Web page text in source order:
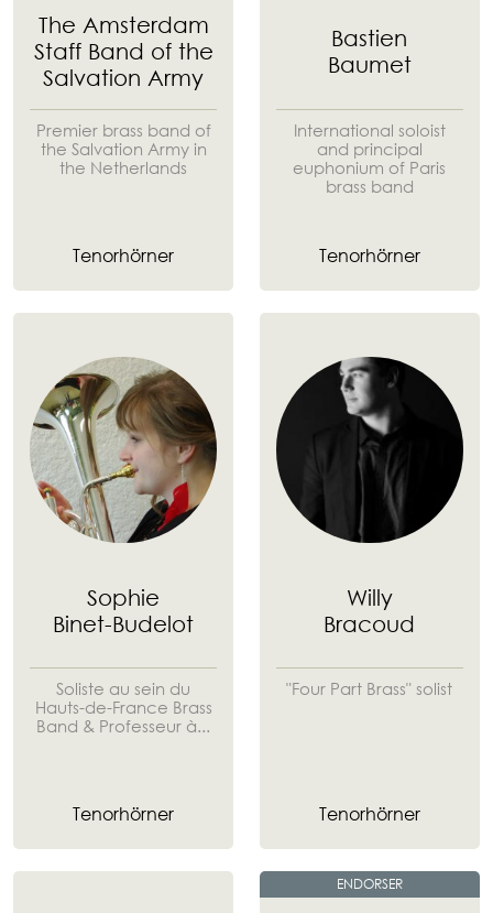
The Amsterdam
Staff Band of the
Salvation Army
Premier brass band of
the Salvation Army in
the Netherlands
Tenorhörner
Bastien
Baumet
International soloist
and principal
euphonium of Paris
brass band
Tenorhörner
Sophie
Binet-Budelot
Soliste au sein du
Hauts-de-France Brass
Band & Professeur à...
Tenorhörner
Willy
Bracoud
"Four Part Brass" solist
Tenorhörner
ENDORSER